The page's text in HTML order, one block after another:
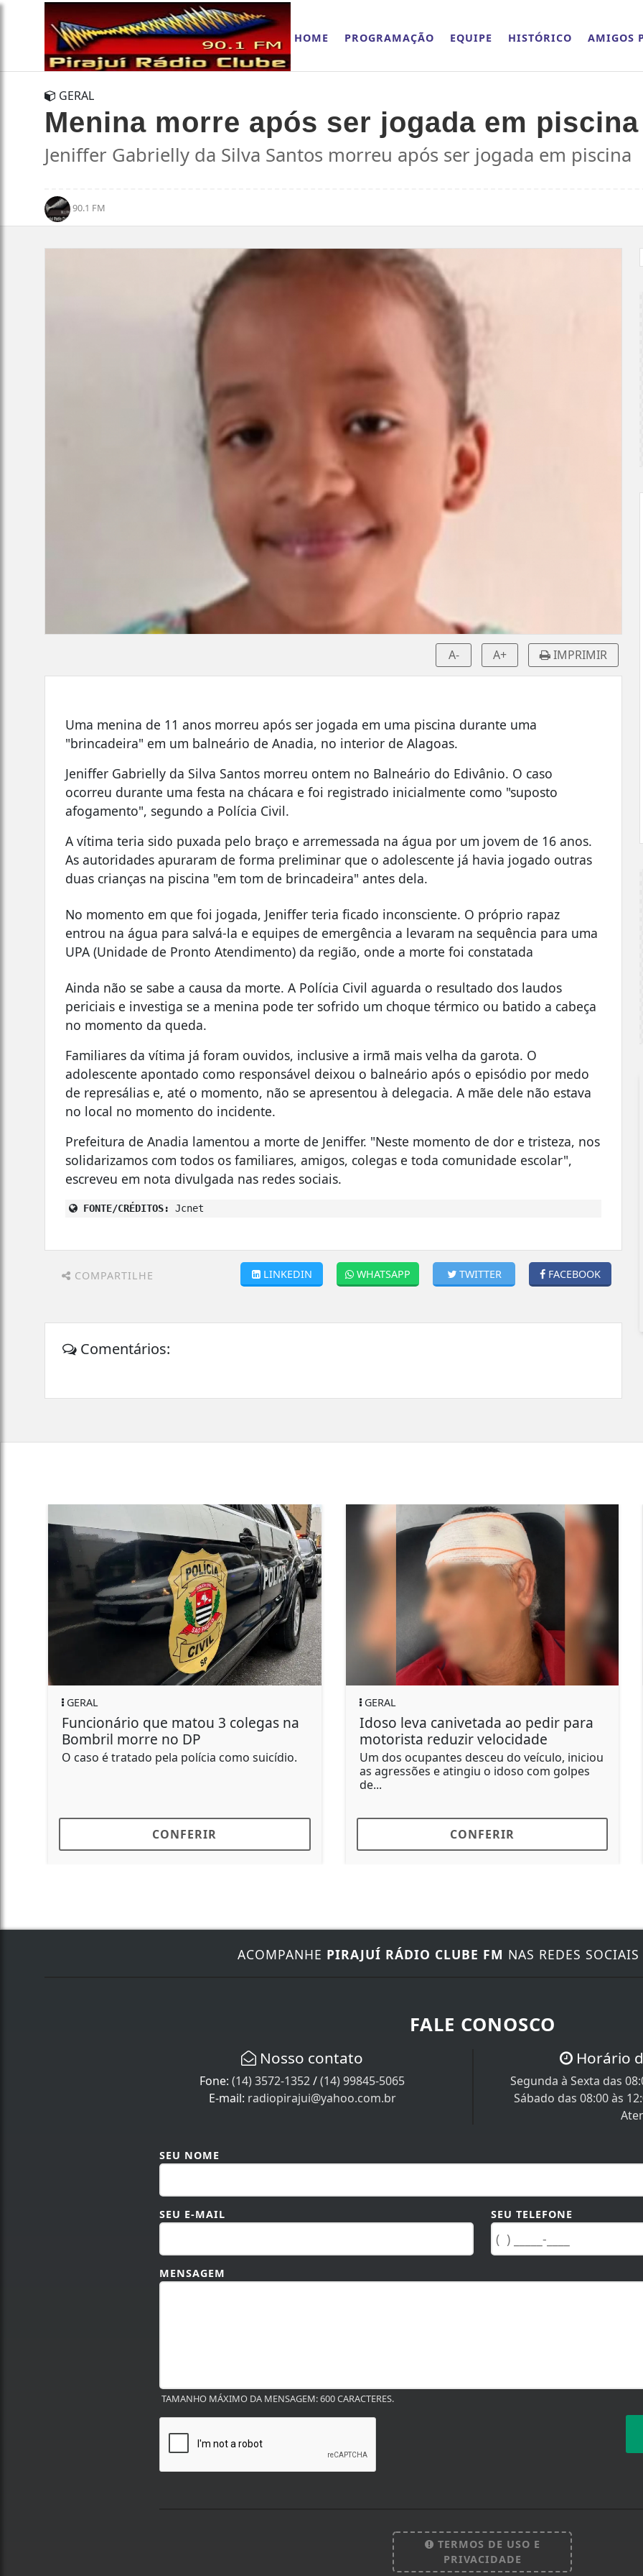
HOME PROGRAMAÇÃO EQUIPE HISTÓRICO AMIGOS
GERAL
Menina morre após ser jogada em
Jeniffer Gabrielly da Silva Santos morreu após ser jogada em piscina
90.1 FM
A- A+ IMPRIMIR
Uma menina de 11 anos morreu após ser jogada em uma piscina durante uma
"brincadeira" em um balneário de Anadia, no interior de Alagoas.
Jeniffer Gabrielly da Silva Santos morreu ontem no Balneário do Edivânio. O caso
ocorreu durante uma festa na chácara e foi registrado inicialmente como "suposto
afogamento", segundo a Polícia Civil.
A vítima teria sido puxada pelo braço e arremessada na água por um jovem de 16 anos.
As autoridades apuraram de forma preliminar que o adolescente já havia jogado outras
duas crianças na piscina "em tom de brincadeira" antes dela.
No momento em que foi jogada, Jeniffer teria ficado inconsciente. O próprio rapaz
entrou na água para salvá-la e equipes de emergência a levaram na sequência para uma
UPA (Unidade de Pronto Atendimento) da região, onde a morte foi constatada
Ainda não se sabe a causa da morte. A Polícia Civil aguarda o resultado dos laudos
periciais e investiga se a menina pode ter sofrido um choque térmico ou batido a cabeça
no momento da queda.
Familiares da vítima já foram ouvidos, inclusive a irmã mais velha da garota. O
adolescente apontado como responsável deixou o balneário após o episódio por medo
de represálias e, até o momento, não se apresentou à delegacia. A mãe dele não estava
no local no momento do incidente.
Prefeitura de Anadia lamentou a morte de Jeniffer. "Neste momento de dor e tristeza, nos
solidarizamos com todos os familiares, amigos, colegas e toda comunidade escolar",
escreveu em nota divulgada nas redes sociais.
FONTE/CRÉDITOS: Jcnet
COMPARTILHE FACEBOOK
TWITTER
WHATSAPP
LINKEDIN
Comentários:
de outros crimes, pai
filho e finge choro
a investigação, Ozanan contratou
Moscas invadem casas e moradores
não podem nem cozinhar
Moradores afirmam que inseticidas
convencionais não resolveram o problema e
Pontos de
dão sensação
O atendimento do
diariamente, das
ACOMPANHE PIRAJUÍ RÁDIO CLUBE FM NAS REDES SOCIAIS
FALE CONOSCO
Nosso contato
Fone:(14) 3572-1352/(14) 99845-5065
E-mail: radiopirajui@yahoo.com.br
Horário
Segunda à Sexta das
Sábado das 08:00 às
SEU NOME
SEU E-MAIL SEU TELEFONE
MENSAGEM
TAMANHO MÁXIMO DA MENSAGEM: 600 CARACTERES.
TERMOS DE USO E
PRIVACIDADE